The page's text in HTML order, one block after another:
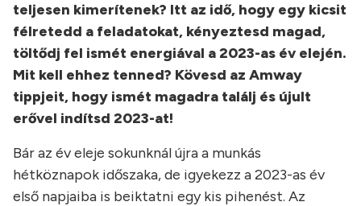
teljesen kimerítenek? Itt az idő, hogy egy kicsit
félretedd a feladatokat, kényeztesd magad,
töltődj fel ismét energiával a 2023-as év elején.
Mit kell ehhez tenned? Kövesd az Amway
tippjeit, hogy ismét magadra találj és újult
erővel indítsd 2023-at!
Bár az év eleje sokunknál újra a munkás
hétköznapok időszaka, de igyekezz a 2023-as év
első napjaiba is beiktatni egy kis pihenést. Az